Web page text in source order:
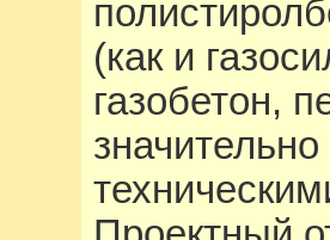
(как и
газобетон,